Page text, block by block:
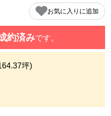
お気に入りに追加
約済みです。
坪)